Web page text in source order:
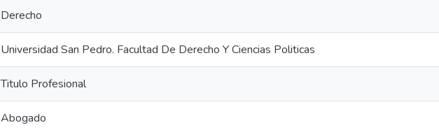
Derecho
Universidad San Pedro. Facultad De Derecho Y Ciencias Politicas
Titulo Profesional
Abogado